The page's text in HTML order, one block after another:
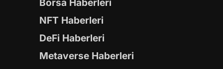
Borsa Haberleri
NFT Haberleri
DeFi Haberleri
Metaverse Haberleri